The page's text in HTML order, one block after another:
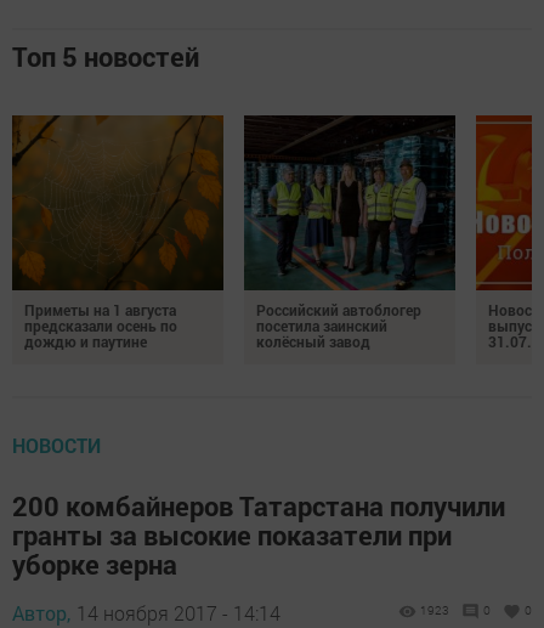
Топ 5 новостей
Приметы на 1 августа
предсказали осень по
дождю и паутине
Российский автоблогер
посетила заинский
колёсный завод
НОВОСТИ
200 комбайнеров Татарстана получили
гранты за высокие показатели при
уборке зерна
Автор, 14 ноября 2017 - 14:14 1923 0 0